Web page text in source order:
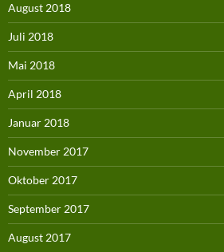
August 2018
Juli 2018
Mai 2018
April 2018
Januar 2018
November 2017
Oktober 2017
September 2017
August 2017